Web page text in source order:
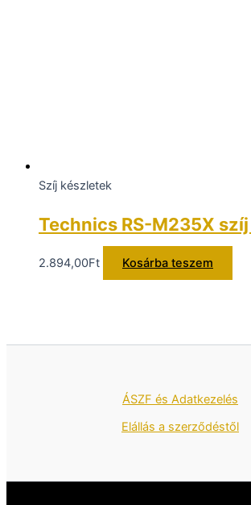
Szíj készletek
Technics RS-M235X
2.894,00Ft Kosárba teszem
ÁSZF és Adatkezelés
Elállás a szerződéstől